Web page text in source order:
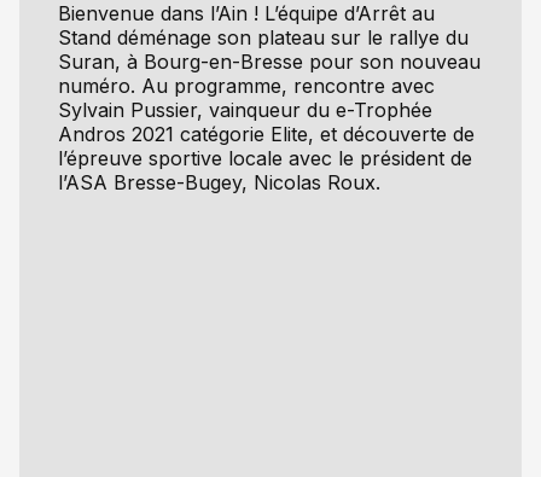
Bienvenue dans l’Ain ! L’équipe d’Arrêt au
Stand déménage son plateau sur le rallye du
Suran, à Bourg-en-Bresse pour son nouveau
numéro. Au programme, rencontre avec
Sylvain Pussier, vainqueur du e-Trophée
Andros 2021 catégorie Elite, et découverte de
l’épreuve sportive locale avec le président de
l’ASA Bresse-Bugey, Nicolas Roux.